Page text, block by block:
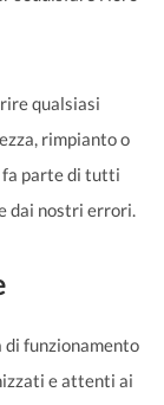
qualsiasi
rimpianto o
fa parte di tutti
dai nostri errori.
funzionamento
e attenti ai